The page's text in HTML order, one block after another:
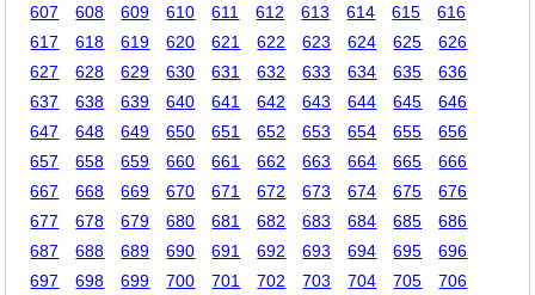
607
608 609 610 611 612 613 614 615
616
617
618 619 620 621 622 623 624 625
626
627
628 629 630 631 632 633 634 635
636
637
638 639 640 641 642 643 644 645
646
647
648 649 650 651 652 653 654 655
656
657
658 659 660 661 662 663 664 665
666
667
668 669 670 671 672 673 674 675
676
677
678 679 680 681 682 683 684 685
686
687
688 689 690 691 692 693 694 695
696
697
698 699 700 701 702 703 704 705
706